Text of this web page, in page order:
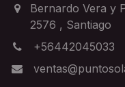
Bernardo Vera y
2576 , Santiago
+56442045033